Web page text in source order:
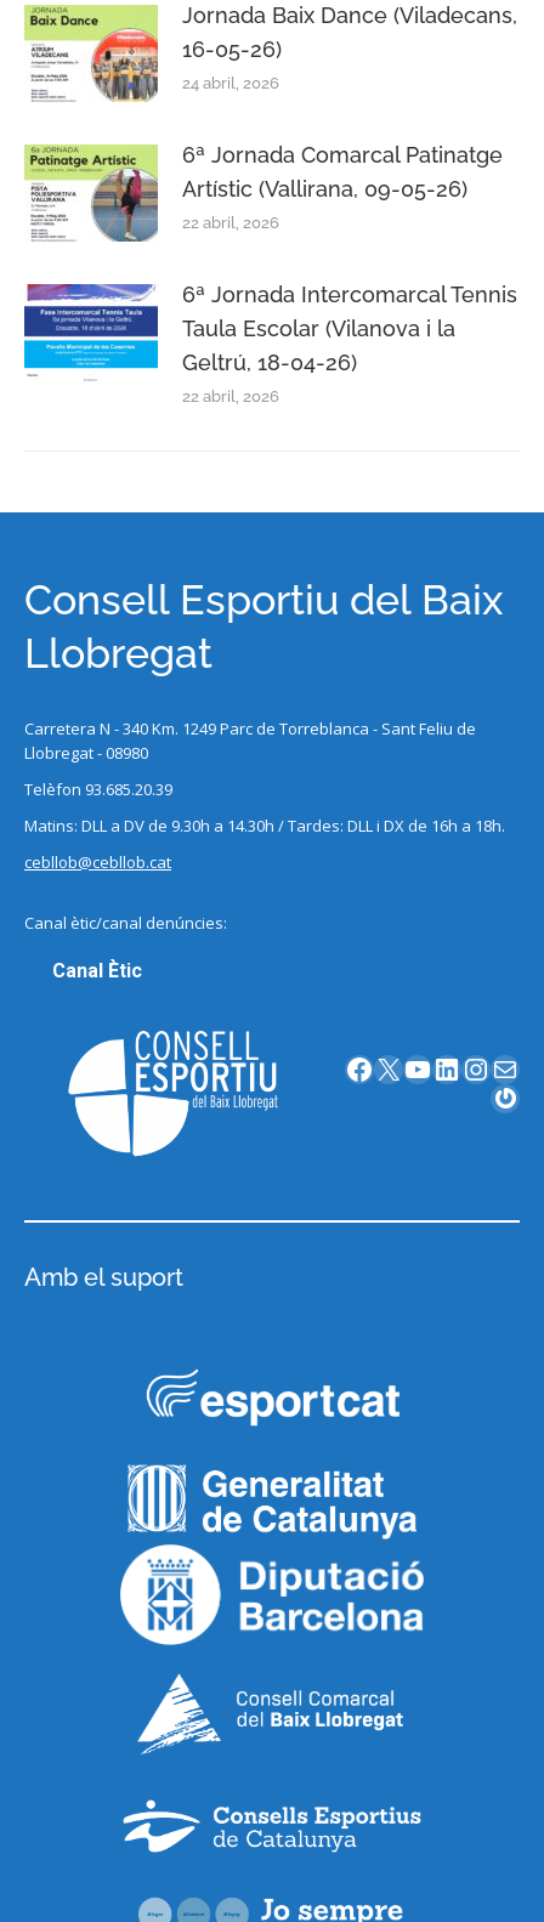
Jornada Baix Dance (Viladecans,
16-05-26)
24 abril, 2026
6ª Jornada Comarcal Patinatge
Artístic (Vallirana, 09-05-26)
22 abril, 2026
6ª Jornada Intercomarcal Tennis
Taula Escolar (Vilanova i la
Geltrú, 18-04-26)
22 abril, 2026
Consell Esportiu del Baix
Llobregat
Carretera N - 340 Km. 1249 Parc de Torreblanca - Sant Feliu de
Llobregat - 08980
Telèfon 93.685.20.39
Matins: DLL a DV de 9.30h a 14.30h / Tardes: DLL i DX de 16h a 18h.
cebllob@cebllob.cat
Canal ètic/canal denúncies:
Canal Ètic
Facebook X YouTube LinkedIn InstagramCorreu electrònic
Gravatar
Amb el suport